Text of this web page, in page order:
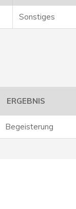
Sonstiges
ERGEBNIS
Begeisterung